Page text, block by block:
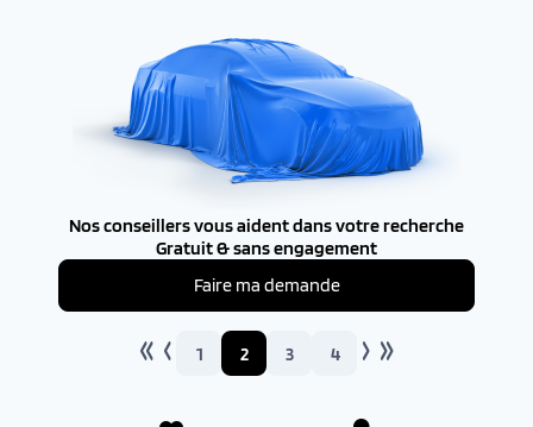
Nos conseillers vous aident dans votre recherche
Gratuit & sans engagement
Faire ma demande
1 2 3 4